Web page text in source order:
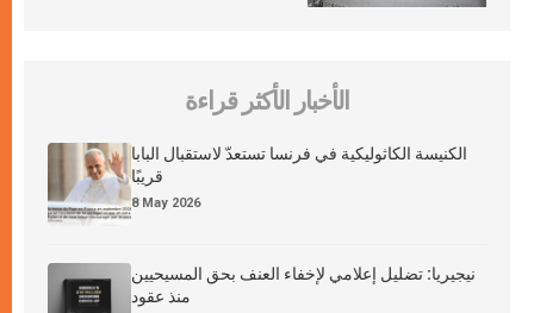
الأخبار الأكثر قراءة
الكنيسة الكاثوليكية في فرنسا تستعدّ لاستقبال البابا
قريبًا
8 May 2026
نيجيريا: تضليل إعلامي لإخفاء العنف بحق المسيحيين
منذ عقود